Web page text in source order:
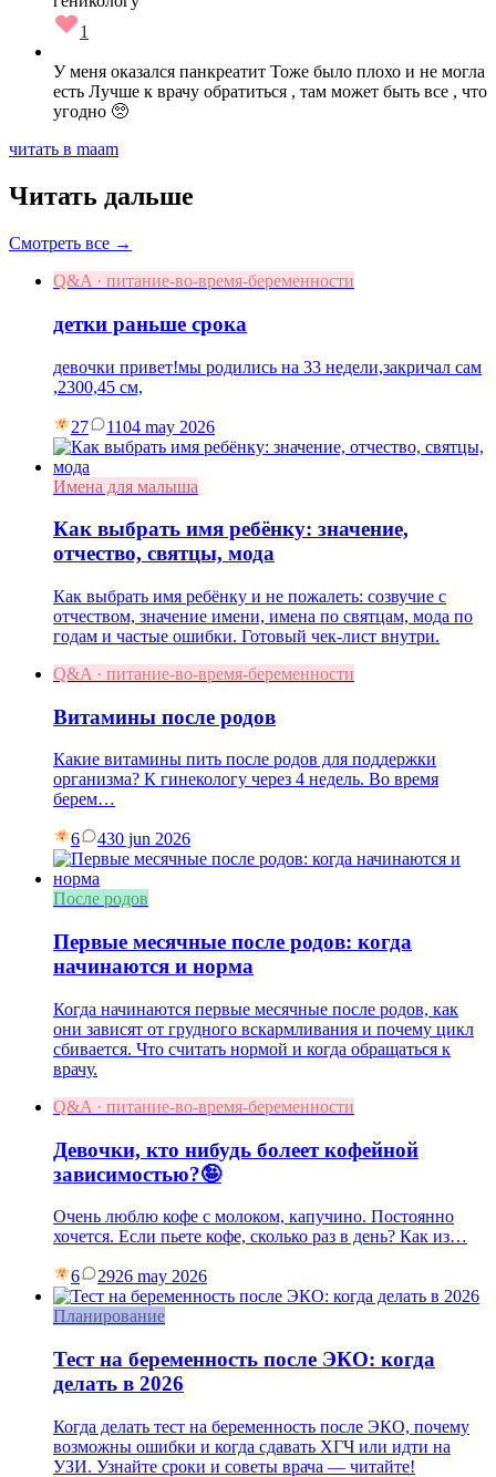
1
У меня оказался панкреатит Тоже было плохо и не могла
есть Лучше к врачу обратиться , там может быть все , что
угодно 🥺
читать в maam
Читать дальше
Смотреть все →
Q&A · питание-во-время-беременности
детки раньше срока
девочки привет!мы родились на 33 недели,закричал сам
,2300,45 см,
27 1104 may 2026
Имена для малыша
Как выбрать имя ребёнку: значение,
отчество, святцы, мода
Как выбрать имя ребёнку и не пожалеть: созвучие с
отчеством, значение имени, имена по святцам, мода по
годам и частые ошибки. Готовый чек-лист внутри.
Q&A · питание-во-время-беременности
Витамины после родов
Какие витамины пить после родов для поддержки
организма? К гинекологу через 4 недель. Во время
берем…
6 430 jun 2026
После родов
Первые месячные после родов: когда
начинаются и норма
Когда начинаются первые месячные после родов, как
они зависят от грудного вскармливания и почему цикл
сбивается. Что считать нормой и когда обращаться к
врачу.
Q&A · питание-во-время-беременности
Девочки, кто нибудь болеет кофейной
зависимостью?🤪
Очень люблю кофе с молоком, капучино. Постоянно
хочется. Если пьете кофе, сколько раз в день? Как из…
6 2926 may 2026
Планирование
Тест на беременность после ЭКО: когда
делать в 2026
Когда делать тест на беременность после ЭКО, почему
возможны ошибки и когда сдавать ХГЧ или идти на
УЗИ. Узнайте сроки и советы врача — читайте!